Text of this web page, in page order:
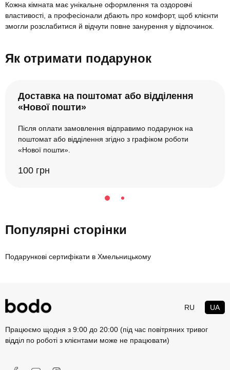
Кожна кімната має унікальне оформлення та оздоровчі
властивості, а професіонали дбають про комфорт, щоб клієнти
змогли розслабитися й відчути повне занурення у відпочинок.
Як отримати подарунок
Доставка на поштомат або відділення
«Нової пошти»
Після оплати замовлення відправимо подарунок на
поштомат або відділення згідно з графіком роботи
«Нової пошти».
100 грн
Популярні сторінки
Подарункові сертифікати в Хмельницькому
RU UA
Працюємо щодня з 9:00 до 20:00 (під час повітряних тривог
відділ по роботі з клієнтами може не працювати)